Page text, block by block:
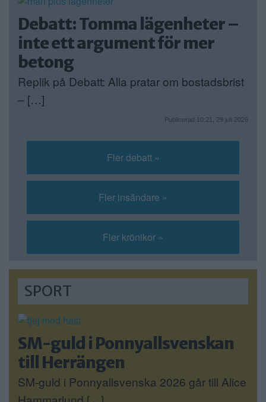
Debatt: Tomma lägenheter –
inte ett argument för mer
betong
Replik på Debatt: Alla pratar om bostadsbrist
– […]
Publicerad 10:21, 29 juli 2026
Fler debatt »
Fler insändare »
Fler krönikor »
SPORT
SM-guld i Ponnyallsvenskan
till Herrängen
SM-guld i Ponnyallsvenska 2026 går till Alice